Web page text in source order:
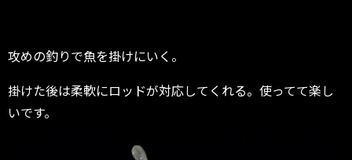
攻めの釣りで魚を掛けにいく。
掛けた後は柔軟にロッドが対応してくれる。使ってて楽し
いです。